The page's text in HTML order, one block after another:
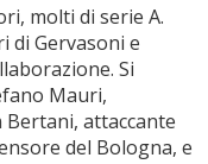
molti di serie A.
di Gervasoni e
Si
Mauri,
attaccante
del Bologna, e